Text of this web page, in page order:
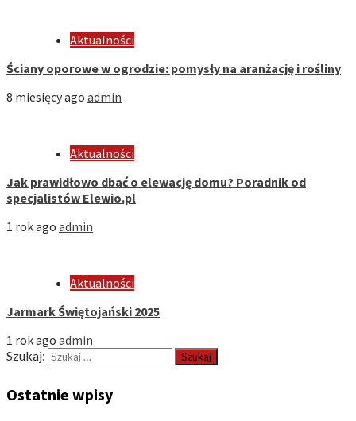
Aktualności
Ściany oporowe w ogrodzie: pomysły na aranżację i rośliny
8 miesięcy ago admin
Aktualności
Jak prawidłowo dbać o elewację domu? Poradnik od
specjalistów Elewio.pl
1 rok ago admin
Aktualności
Jarmark Świętojański 2025
1 rok ago admin
Szukaj:
Ostatnie wpisy